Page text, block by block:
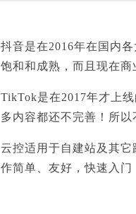
抖音是在2016年在国内
饱和和成熟，而且现在
TikTok是在2017年才上
多内容都还不完善！所
云控适用于自建站及其
作简单、友好，快速入门